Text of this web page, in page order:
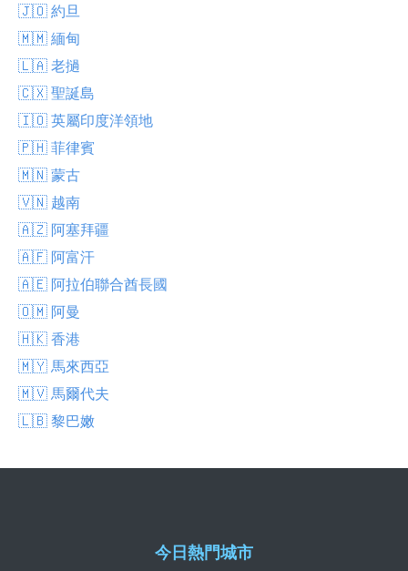
🇯🇴 約旦
🇲🇲 緬甸
🇱🇦 老撾
🇨🇽 聖誕島
🇮🇴 英屬印度洋領地
🇵🇭 菲律賓
🇲🇳 蒙古
🇻🇳 越南
🇦🇿 阿塞拜疆
🇦🇫 阿富汗
🇦🇪 阿拉伯聯合酋長國
🇴🇲 阿曼
🇭🇰 香港
🇲🇾 馬來西亞
🇲🇻 馬爾代夫
🇱🇧 黎巴嫩
今日熱門城市